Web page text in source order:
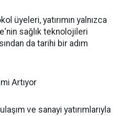
üyeleri, yatırımın yalnızca
sağlık teknolojileri
da tarihi bir adım
Artıyor
ve sanayi yatırımlarıyla